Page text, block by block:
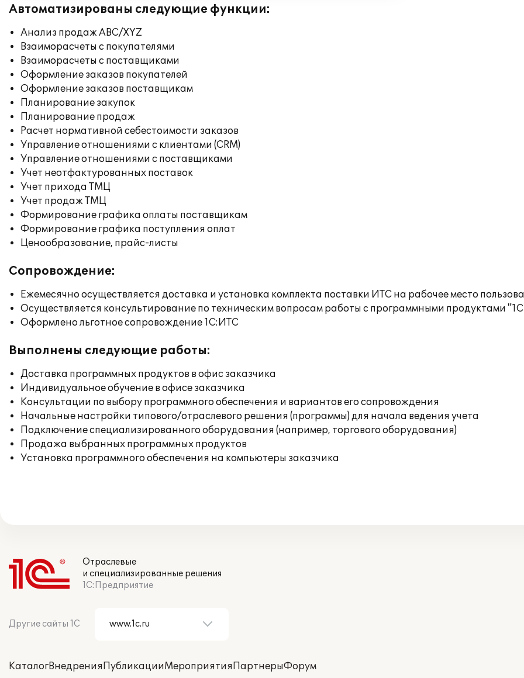
Автоматизированы следующие функции:
Анализ продаж ABC/XYZ
Взаиморасчеты с покупателями
Взаиморасчеты с поставщиками
Оформление заказов покупателей
Оформление заказов поставщикам
Планирование закупок
Планирование продаж
Расчет нормативной себестоимости заказов
Управление отношениями с клиентами (CRM)
Управление отношениями с поставщиками
Учет неотфактурованных поставок
Учет прихода ТМЦ
Учет продаж ТМЦ
Формирование графика оплаты поставщикам
Формирование графика поступления оплат
Ценообразование, прайс-листы
Сопровождение:
Ежемесячно осуществляется доставка и установка комплекта поставки ИТС на рабочее место
Осуществляется консультирование по техническим вопросам работы с программными продуктами
Оформлено льготное сопровождение 1С:ИТС
Выполнены следующие работы:
Доставка программных продуктов в офис заказчика
Индивидуальное обучение в офисе заказчика
Консультации по выбору программного обеспечения и вариантов его сопровождения
Начальные настройки типового/отраслевого решения (программы) для начала ведения учета
Подключение специализированного оборудования (например, торгового оборудования)
Продажа выбранных программных продуктов
Установка программного обеспечения на компьютеры заказчика
Отраслевые
и специализированные решения
1С:Предприятие
Другие сайты 1С
КаталогВнедренияПубликацииМероприятияПартнерыФорум